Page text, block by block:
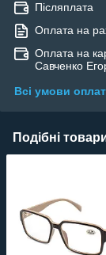
Післяплата
Оплата на
Оплата на
Савченко
Всі умови
Подібні